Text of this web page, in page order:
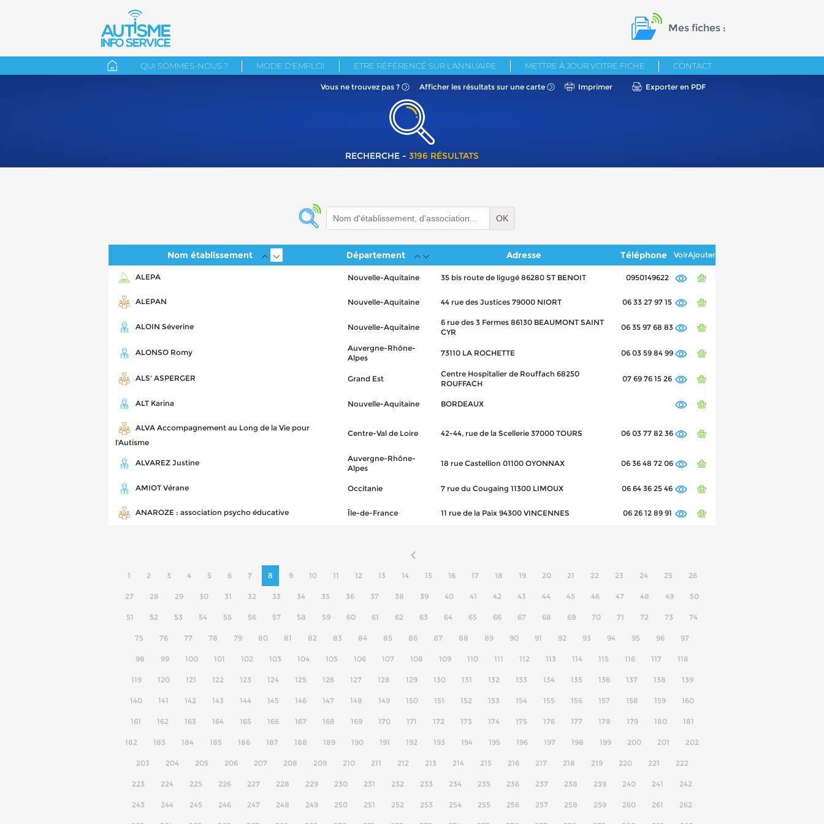
Mes fiches :
QUI SOMMES-NOUS ? MODE D'EMPLOI ETRE RÉFÉRENCÉ SUR L'ANNUAIRE METTRE À JOUR VOTRE FICHE CONTACT
Vous ne trouvez pas ? Afficher les résultats sur une carte Imprimer Exporter en PDF
RECHERCHE - 3196 RÉSULTATS
OK
Nom établissement Département Adresse Téléphone VoirAjouter
ALEPA Nouvelle-Aquitaine 35 bis route de ligugé 86280 ST BENOIT 0950149622
ALEPAN Nouvelle-Aquitaine 44 rue des Justices 79000 NIORT 06 33 27 97 15
ALOIN Séverine Nouvelle-Aquitaine
6 rue des 3 Fermes 86130 BEAUMONT SAINT
CYR
06 35 97 68 83
ALONSO Romy
Auvergne-Rhône-
Alpes
73110 LA ROCHETTE 06 03 59 84 99
ALS' ASPERGER Grand Est
Centre Hospitalier de Rouffach 68250
ROUFFACH
07 69 76 15 26
ALT Karina Nouvelle-Aquitaine BORDEAUX
ALVA Accompagnement au Long de la Vie pour
l'Autisme
Centre-Val de Loire 42-44, rue de la Scellerie 37000 TOURS 06 03 77 82 36
ALVAREZ Justine
Auvergne-Rhône-
Alpes
18 rue Castellion 01100 OYONNAX 06 36 48 72 06
AMIOT Vérane Occitanie 7 rue du Cougaing 11300 LIMOUX 06 64 36 25 46
ANAROZE : association psycho éducative Île-de-France 11 rue de la Paix 94300 VINCENNES 06 26 12 89 91
1 2 3 4 5 6 7 8 9 10 11 12 13 14 15 16 17 18 19 20 21 22 23 24 25 26
27 28 29 30 31 32 33 34 35 36 37 38 39 40 41 42 43 44 45 46 47 48 49 50
51 52 53 54 55 56 57 58 59 60 61 62 63 64 65 66 67 68 69 70 71 72 73 74
75 76 77 78 79 80 81 82 83 84 85 86 87 88 89 90 91 92 93 94 95 96 97
98 99 100 101 102 103 104 105 106 107 108 109 110 111 112 113 114 115 116 117 118
119 120 121 122 123 124 125 126 127 128 129 130 131 132 133 134 135 136 137 138 139
140 141 142 143 144 145 146 147 148 149 150 151 152 153 154 155 156 157 158 159 160
161 162 163 164 165 166 167 168 169 170 171 172 173 174 175 176 177 178 179 180 181
182 183 184 185 186 187 188 189 190 191 192 193 194 195 196 197 198 199 200 201 202
203 204 205 206 207 208 209 210 211 212 213 214 215 216 217 218 219 220 221 222
223 224 225 226 227 228 229 230 231 232 233 234 235 236 237 238 239 240 241 242
243 244 245 246 247 248 249 250 251 252 253 254 255 256 257 258 259 260 261 262